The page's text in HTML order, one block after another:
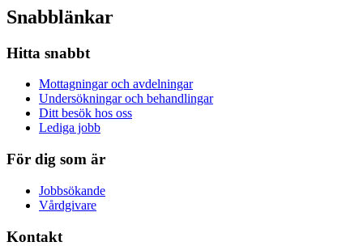
Snabblänkar
Hitta snabbt
Mottagningar och avdelningar
Undersökningar och behandlingar
Ditt besök hos oss
Lediga jobb
För dig som är
Jobbsökande
Vårdgivare
Kontakt